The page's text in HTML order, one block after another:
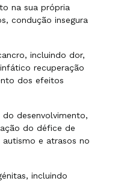
na sua própria
condução insegura
incluindo dor,
recuperação
dos efeitos
desenvolvimento,
do défice de
autismo e atrasos no
incluindo